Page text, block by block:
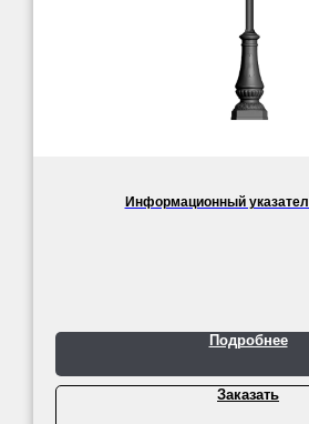
Информационный
Подробнее
Заказать